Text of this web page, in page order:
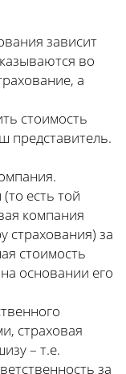
зависит
во
а
стоимость
представитель.
есть той
компания
страхования) за
стоимость
основании его
страховая
– т.е.
за